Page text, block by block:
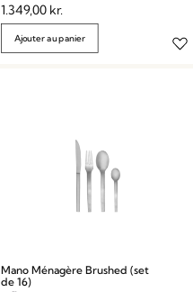
1.349,00 kr.
Ajouter au panier
Mano Ménagère Brushed (set
de 16)